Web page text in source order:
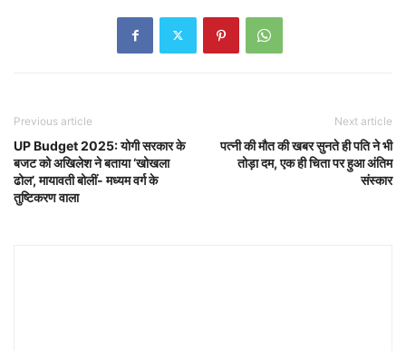
Previous article
UP Budget 2025: योगी सरकार के
बजट को अखिलेश ने बताया ‘खोखला
ढोल’, मायावती बोलीं- मध्यम वर्ग के
तुष्टिकरण वाला
Next article
पत्नी की मौत की खबर सुनते ही पति ने भी
तोड़ा दम, एक ही चिता पर हुआ अंतिम
संस्कार